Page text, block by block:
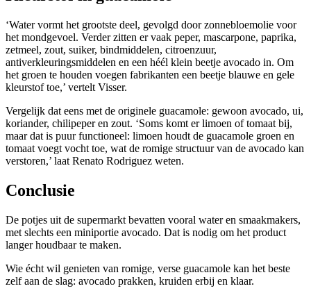
‘Water vormt het grootste deel, gevolgd door zonnebloemolie voor
het mondgevoel. Verder zitten er vaak peper, mascarpone, paprika,
zetmeel, zout, suiker, bindmiddelen, citroenzuur,
antiverkleuringsmiddelen en een héél klein beetje avocado in. Om
het groen te houden voegen fabrikanten een beetje blauwe en gele
kleurstof toe,’ vertelt Visser.
Vergelijk dat eens met de originele guacamole: gewoon avocado, ui,
koriander, chilipeper en zout. ‘Soms komt er limoen of tomaat bij,
maar dat is puur functioneel: limoen houdt de guacamole groen en
tomaat voegt vocht toe, wat de romige structuur van de avocado kan
verstoren,’ laat Renato Rodriguez weten.
Conclusie
De potjes uit de supermarkt bevatten vooral water en smaakmakers,
met slechts een miniportie avocado. Dat is nodig om het product
langer houdbaar te maken.
Wie écht wil genieten van romige, verse guacamole kan het beste
zelf aan de slag: avocado prakken, kruiden erbij en klaar.